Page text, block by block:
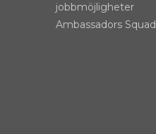
jobbmöjligheter
Ambassadors Squad